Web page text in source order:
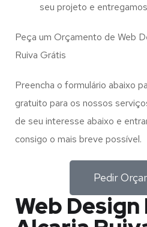
seu projeto e
Peça um Orçamento de Web
Ruiva Grátis
Preencha o formulário abaixo
gratuito para os nossos
de seu interesse abaixo e
consigo o mais breve possível.
Pedir
Web